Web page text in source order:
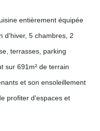
entièrement équipée
d'hiver, 5 chambres, 2
terrasses, parking
sur 691m² de terrain
et son ensoleillement
profiter d'espaces et